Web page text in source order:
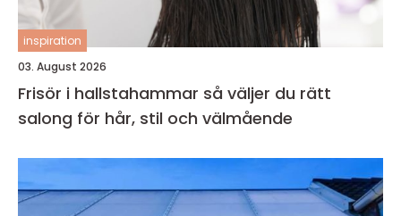
inspiration
03. August 2026
Frisör i hallstahammar så väljer du rätt
salong för hår, stil och välmående